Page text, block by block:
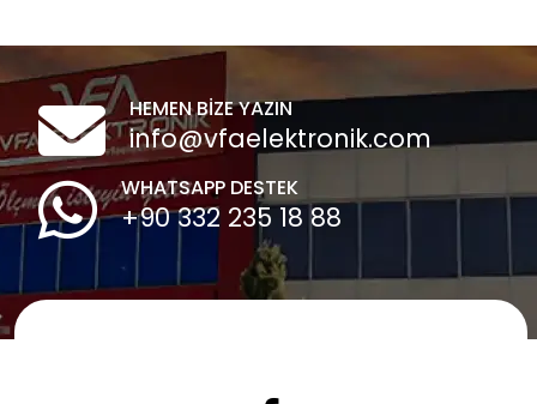
HEMEN BİZE YAZIN
info@vfaelektronik.com
WHATSAPP DESTEK
+90 332 235 18 88